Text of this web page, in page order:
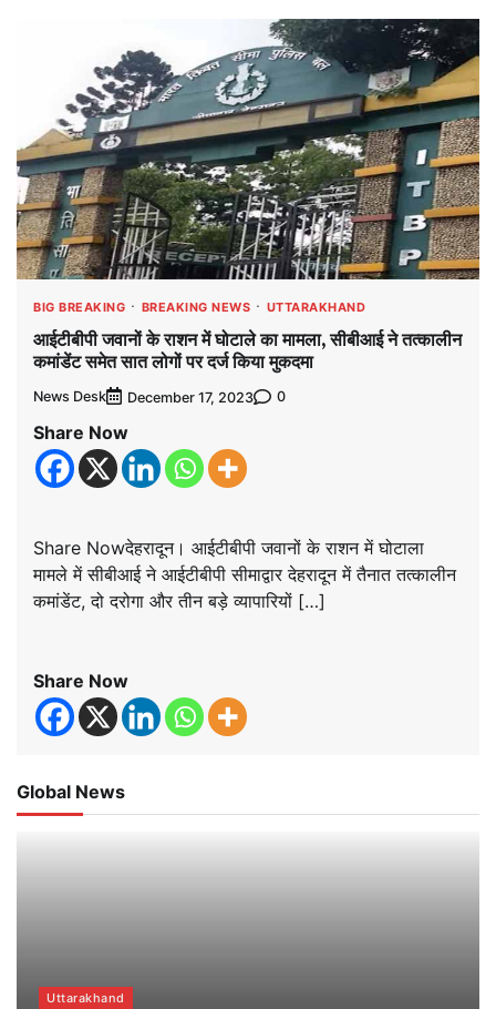
BIG BREAKING BREAKING NEWS UTTARAKHAND
आईटीबीपी जवानों के राशन में घोटाले का मामला, सीबीआई ने तत्कालीन
कमांडेंट समेत सात लोगों पर दर्ज किया मुकदमा
News Desk December 17, 2023 0
Share Now
Share Nowदेहरादून। आईटीबीपी जवानों के राशन में घोटाला
मामले में सीबीआई ने आईटीबीपी सीमाद्वार देहरादून में तैनात तत्कालीन
कमांडेंट, दो दरोगा और तीन बड़े व्यापारियों […]
Share Now
Global News
Uttarakhand